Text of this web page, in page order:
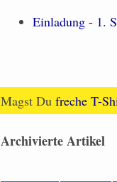
Einladung - 1.
Magst Du freche T-
Archivierte Artikel